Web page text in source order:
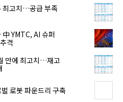
최고치…공급 부족
YMTC, AI 슈퍼
격
만에 최고치…재고
로봇 파운드리 구축